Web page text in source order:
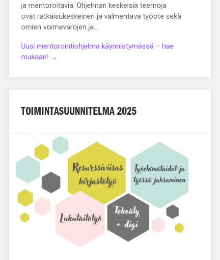
ja mentoroitavia. Ohjelman keskeisiä teemoja
ovat ratkaisukeskeinen ja valmentava työote sekä
omien voimavarojen ja…
Uusi mentorointiohjelma käynnistymässä – hae
mukaan! →
TOIMINTASUUNNITELMA 2025